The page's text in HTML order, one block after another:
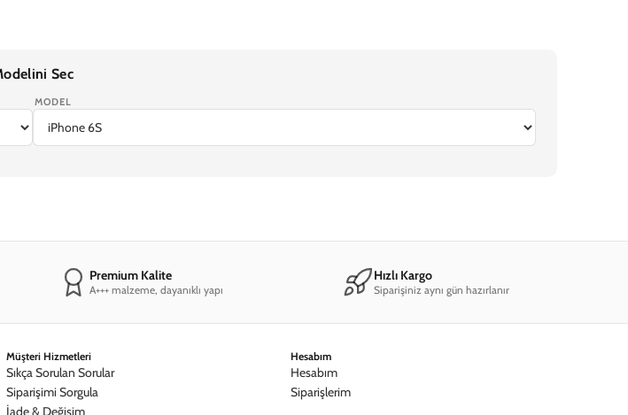
Sec
MODEL
Premium Kalite
A+++ malzeme, dayanıklı yapı
Hızlı Kargo
Siparişiniz aynı gün hazırlanır
Müşteri Hizmetleri
Sıkça Sorulan Sorular
Siparişimi Sorgula
İade & Değişim
Hesabım
Hesabım
Siparişlerim